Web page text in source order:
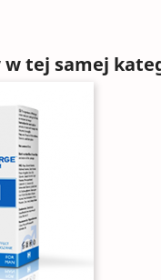
tej samej